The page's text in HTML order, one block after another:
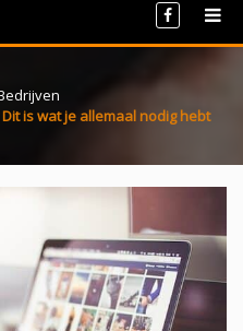
is wat je allemaal nodig hebt